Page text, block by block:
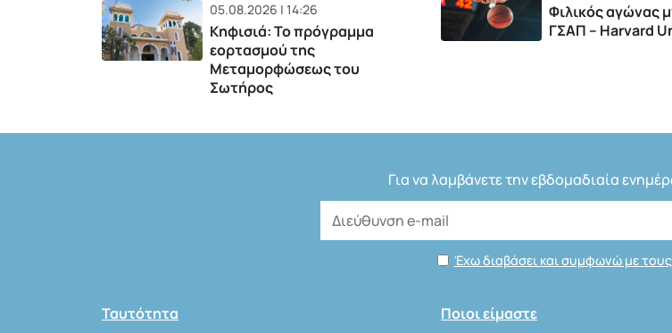
05.08.2026 | 14:26
Κηφισιά: Το πρόγραμμα
εορτασμού της
Μεταμορφώσεως του
Σωτήρος
Φιλικός αγώνας
ΓΣΑΠ – Harvard
Για να λαμβάνετε την εβδομαδιαία
Έχω διαβάσει και συμφωνώ με
Ταυτότητα Ποιοι είμαστε